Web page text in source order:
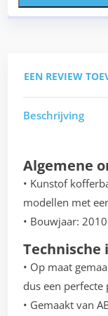
EEN REVIEW
Beschrijving
Algemene
• Kunstof
modellen met
• Bouwjaar:
• Op maat
dus een perfecte
• Gemaakt van